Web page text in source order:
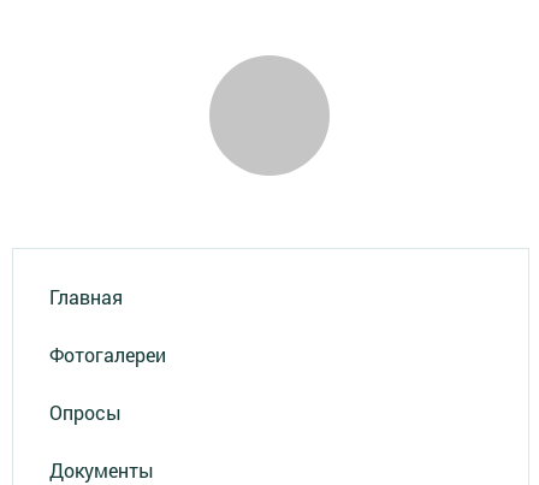
Главная
Фотогалереи
Опросы
Документы